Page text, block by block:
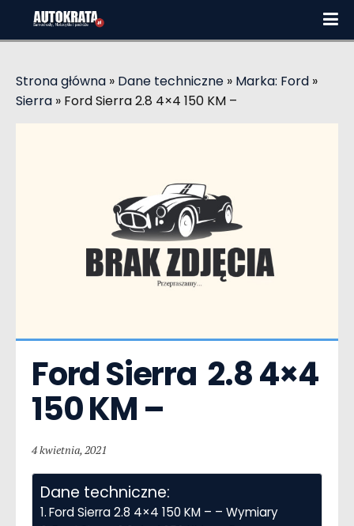
Strona główna » Dane techniczne » Marka: Ford »
Sierra » Ford Sierra 2.8 4×4 150 KM –
Ford Sierra  2.8 4×4
150 KM –
4 kwietnia, 2021
Dane techniczne:
Ford Sierra 2.8 4×4 150 KM – – Wymiary